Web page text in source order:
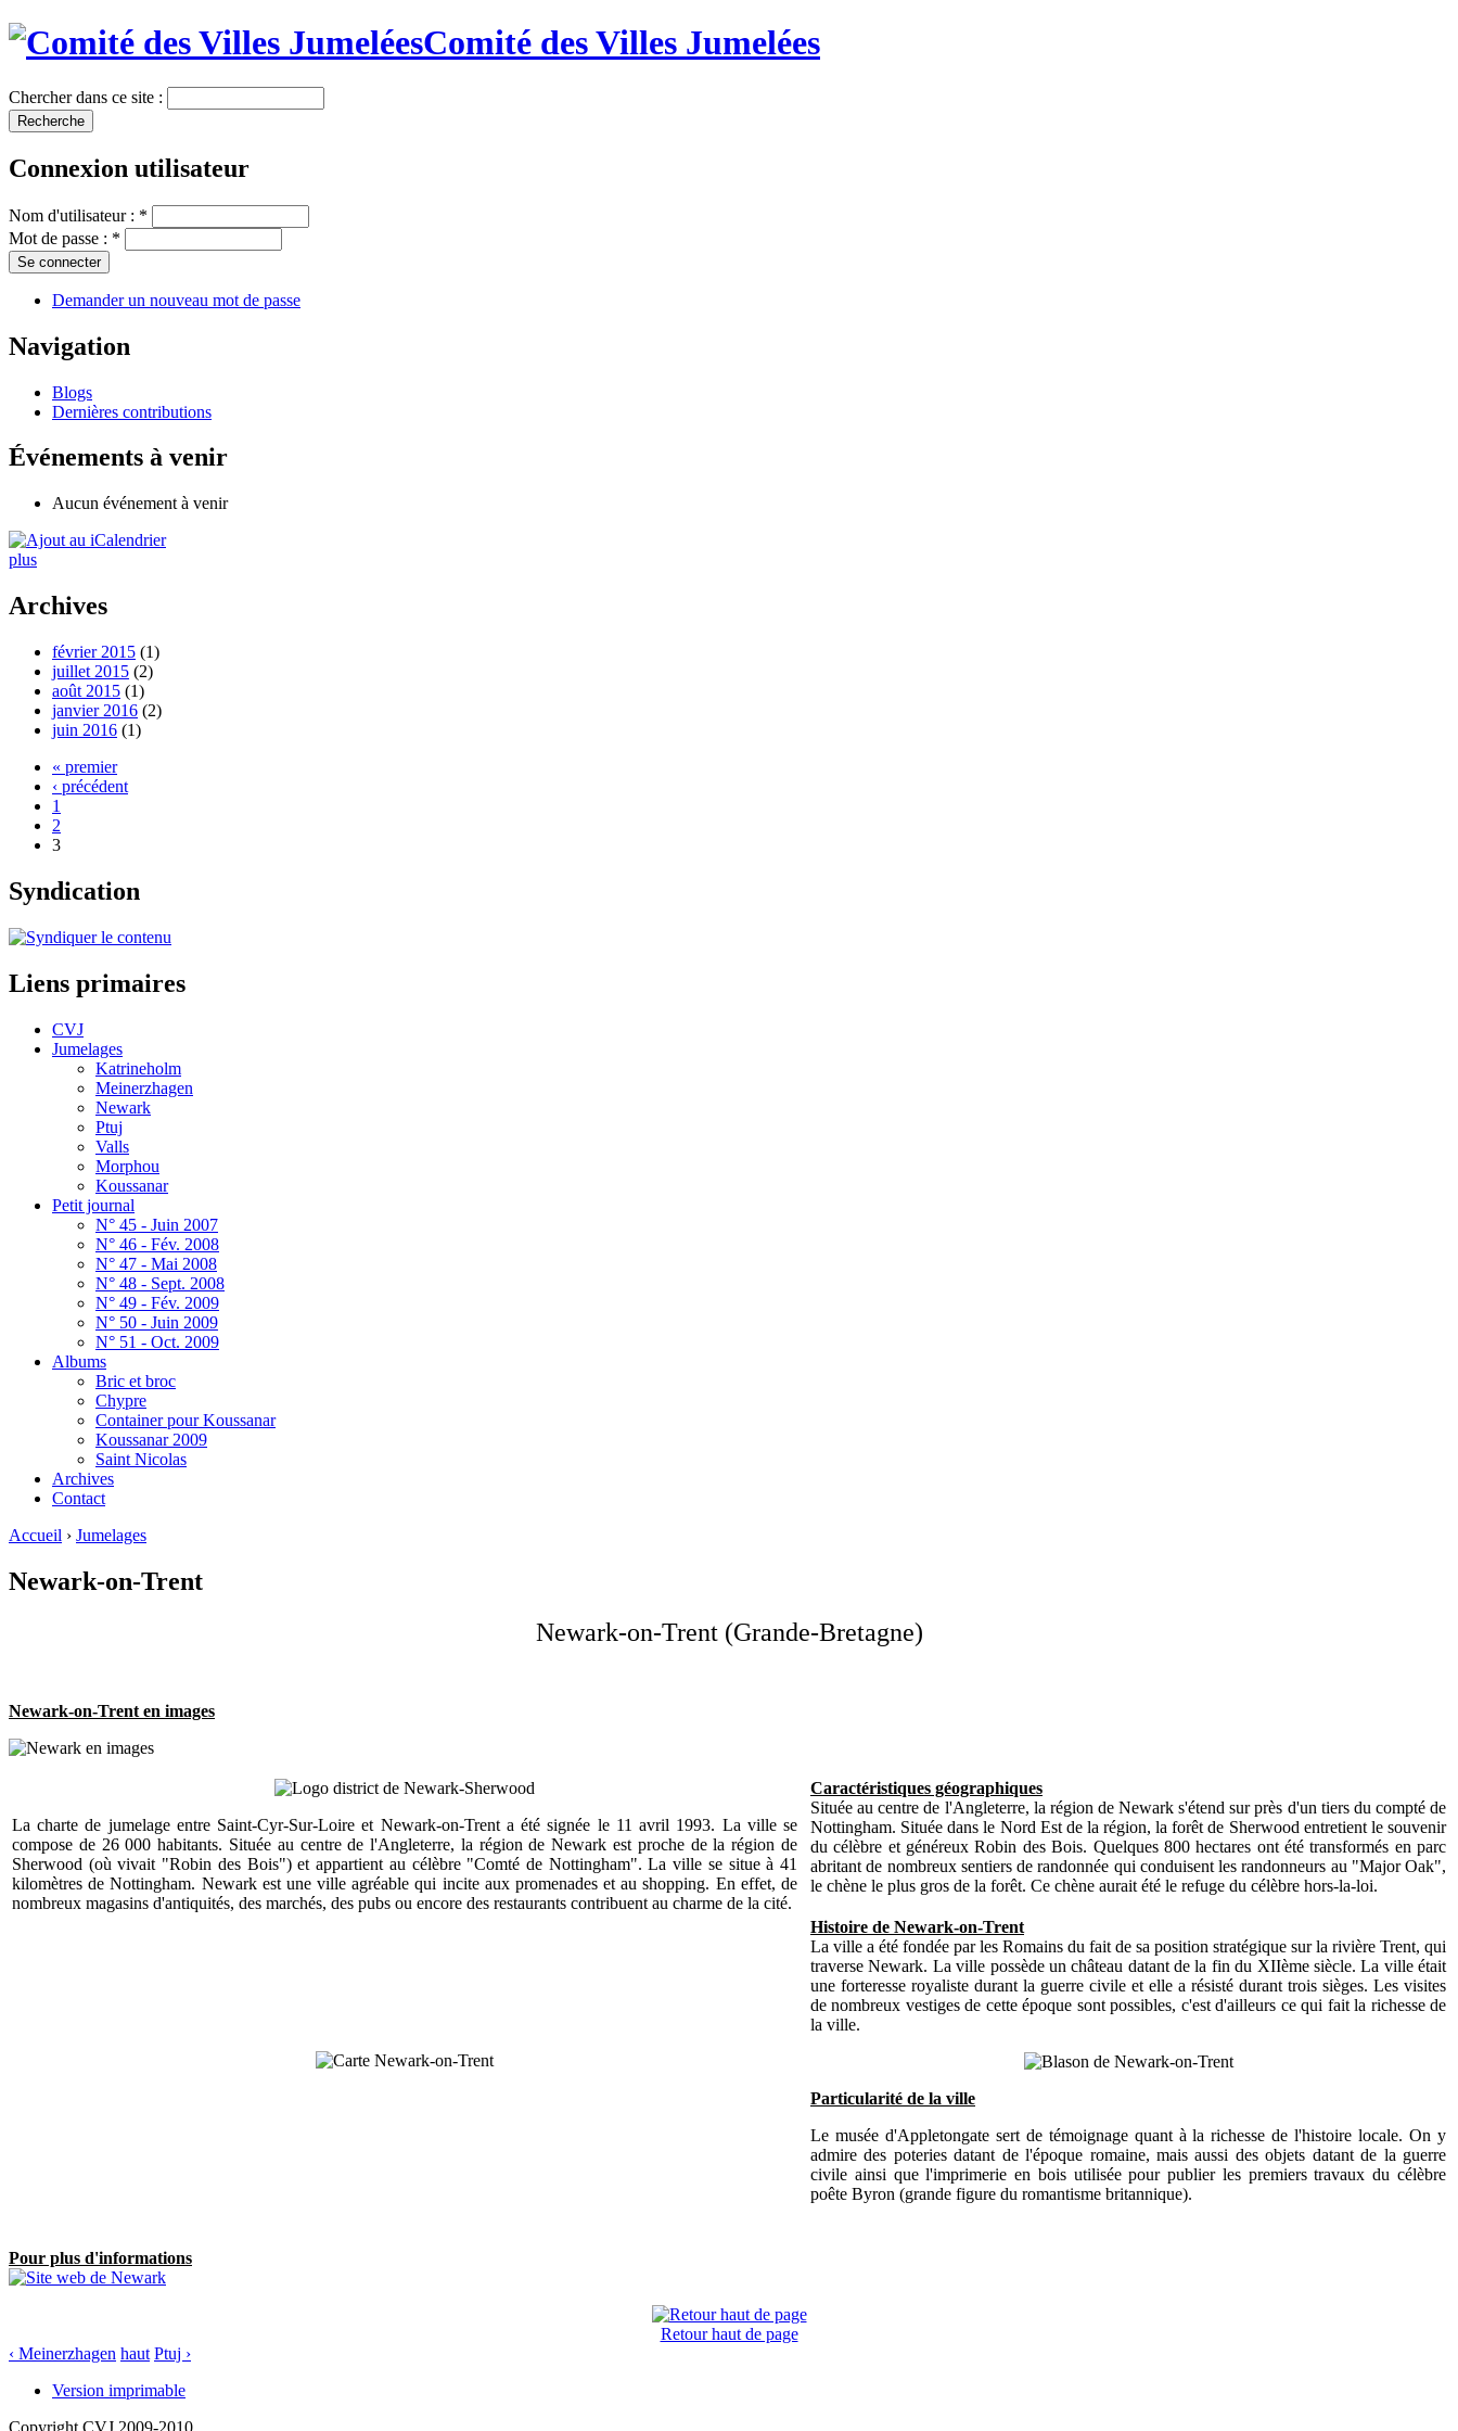
Comité des Villes Jumelées
Chercher dans ce site :
Connexion utilisateur
Nom d'utilisateur : *
Mot de passe : *
Demander un nouveau mot de passe
Navigation
Blogs
Dernières contributions
Événements à venir
Aucun événement à venir
plus
Archives
février 2015 (1)
juillet 2015 (2)
août 2015 (1)
janvier 2016 (2)
juin 2016 (1)
« premier
‹ précédent
1
2
3
Syndication
Liens primaires
CVJ
Jumelages
Katrineholm
Meinerzhagen
Newark
Ptuj
Valls
Morphou
Koussanar
Petit journal
N° 45 - Juin 2007
N° 46 - Fév. 2008
N° 47 - Mai 2008
N° 48 - Sept. 2008
N° 49 - Fév. 2009
N° 50 - Juin 2009
N° 51 - Oct. 2009
Albums
Bric et broc
Chypre
Container pour Koussanar
Koussanar 2009
Saint Nicolas
Archives
Contact
Accueil › Jumelages
Newark-on-Trent
Newark-on-Trent (Grande-Bretagne)
Newark-on-Trent en images
La charte de jumelage entre Saint-Cyr-Sur-Loire et Newark-on-Trent a été signée le 11 avril 1993. La ville se
compose de 26 000 habitants. Située au centre de l'Angleterre, la région de Newark est proche de la région de
Sherwood (où vivait "Robin des Bois") et appartient au célèbre "Comté de Nottingham". La ville se situe à 41
kilomètres de Nottingham. Newark est une ville agréable qui incite aux promenades et au shopping. En effet, de
nombreux magasins d'antiquités, des marchés, des pubs ou encore des restaurants contribuent au charme de la cité.
Caractéristiques géographiques
Située au centre de l'Angleterre, la région de Newark s'étend sur près d'un tiers du compté de
Nottingham. Située dans le Nord Est de la région, la forêt de Sherwood entretient le souvenir
du célèbre et généreux Robin des Bois. Quelques 800 hectares ont été transformés en parc
abritant de nombreux sentiers de randonnée qui conduisent les randonneurs au "Major Oak",
le chène le plus gros de la forêt. Ce chène aurait été le refuge du célèbre hors-la-loi.
Histoire de Newark-on-Trent
La ville a été fondée par les Romains du fait de sa position stratégique sur la rivière Trent, qui
traverse Newark. La ville possède un château datant de la fin du XIIème siècle. La ville était
une forteresse royaliste durant la guerre civile et elle a résisté durant trois sièges. Les visites
de nombreux vestiges de cette époque sont possibles, c'est d'ailleurs ce qui fait la richesse de
la ville.
Particularité de la ville
Le musée d'Appletongate sert de témoignage quant à la richesse de l'histoire locale. On y
admire des poteries datant de l'époque romaine, mais aussi des objets datant de la guerre
civile ainsi que l'imprimerie en bois utilisée pour publier les premiers travaux du célèbre
poête Byron (grande figure du romantisme britannique).
Pour plus d'informations
Retour haut de page
‹ Meinerzhagen haut Ptuj ›
Version imprimable
Copyright CVJ 2009-2010